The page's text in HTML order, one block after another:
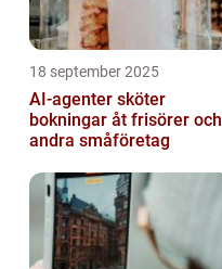
18 september 2025
AI-agenter sköter
bokningar åt frisörer och
andra småföretag